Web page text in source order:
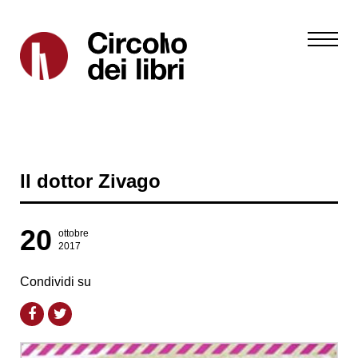
Il dottor Zivago
20
ottobre
2017
Condividi su